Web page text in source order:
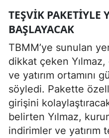
TEŞVIK PAKETIYLE
BAŞLAYACAK
TBMM’ye sunulan
dikkat çeken
ve yatırım ortamını
söyledi. Pakette
girişini
belirten Yılmaz,
indirimler ve yatırım